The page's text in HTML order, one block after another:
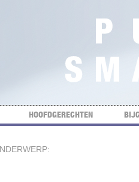
HOOFDGERECHTEN